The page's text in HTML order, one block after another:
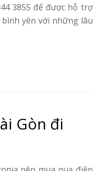
3855 để được hỗ trợ
yên với những lâu
Gòn đi